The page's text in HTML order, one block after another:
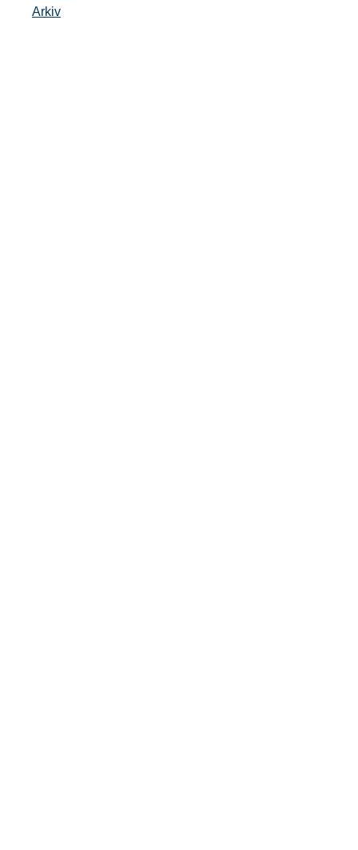
Arkiv